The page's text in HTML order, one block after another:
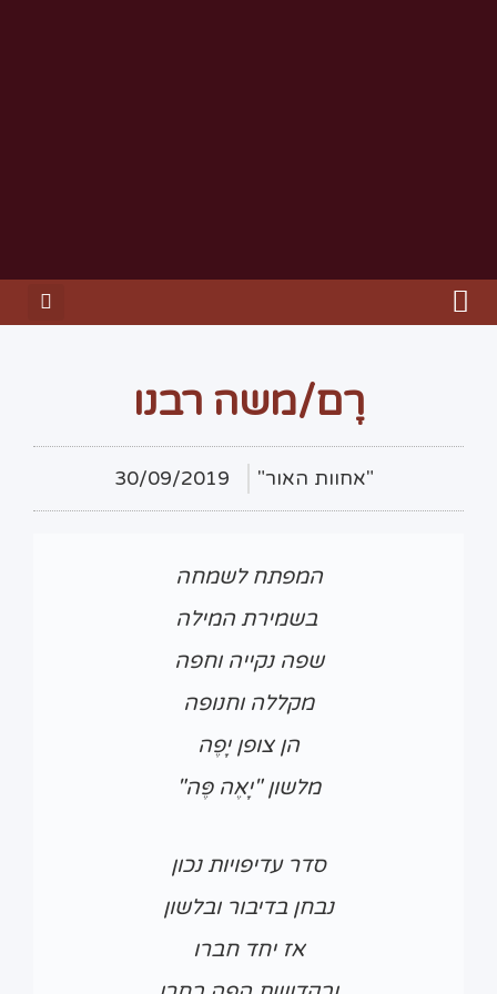
רָם/משה רבנו
"אחוות האור" 30/09/2019
המפתח לשמחה
בשמירת המילה
שפה נקייה וחפה
מקללה וחנופה
הן צופן יָפֶה
מלשון "יָאֶה פֶּה"
סדר עדיפויות נכון
נבחן בדיבור ובלשון
אז יחד חברו